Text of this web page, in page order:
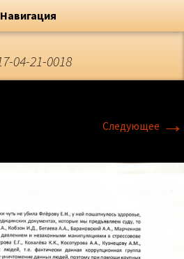
Николаевна
сайт
Навигация
04-21-0018
Следующее →